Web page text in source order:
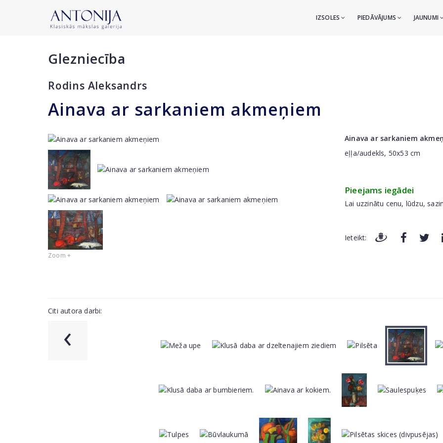
IZSOLES PIEDĀVĀJUMS JAUNUMI
Glezniecība
Rodins Aleksandrs
Ainava ar sarkaniem akmeņiem
Zoom +
Ainava ar sarkaniem
eļļa/audekls, 50x53 cm
Pieejams iegādei
Lai uzzinātu cenu, lūdzu,
Ieteikt:
Citi autora darbi:
‹